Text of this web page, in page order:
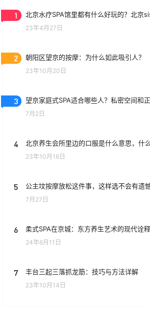
1 北京水疗SPA馆里都有什么好玩的？北京
23年4月27日
2 朝阳区望京的按摩：为什么如此吸引人？
23年10月20日
3 望京家庭式SPA适合哪些人？私密空间和
7月2日
4 北京养生会所里边的口服是什么意思，什
23年10月16日
5 公主坟按摩放松这件事，这样选不会有遗
7月27日
6 柔式SPA在京城：东方养生艺术的现代诠释
24年6月11日
7 丰台三起三落抓龙筋：技巧与方法详解
23年10月14日